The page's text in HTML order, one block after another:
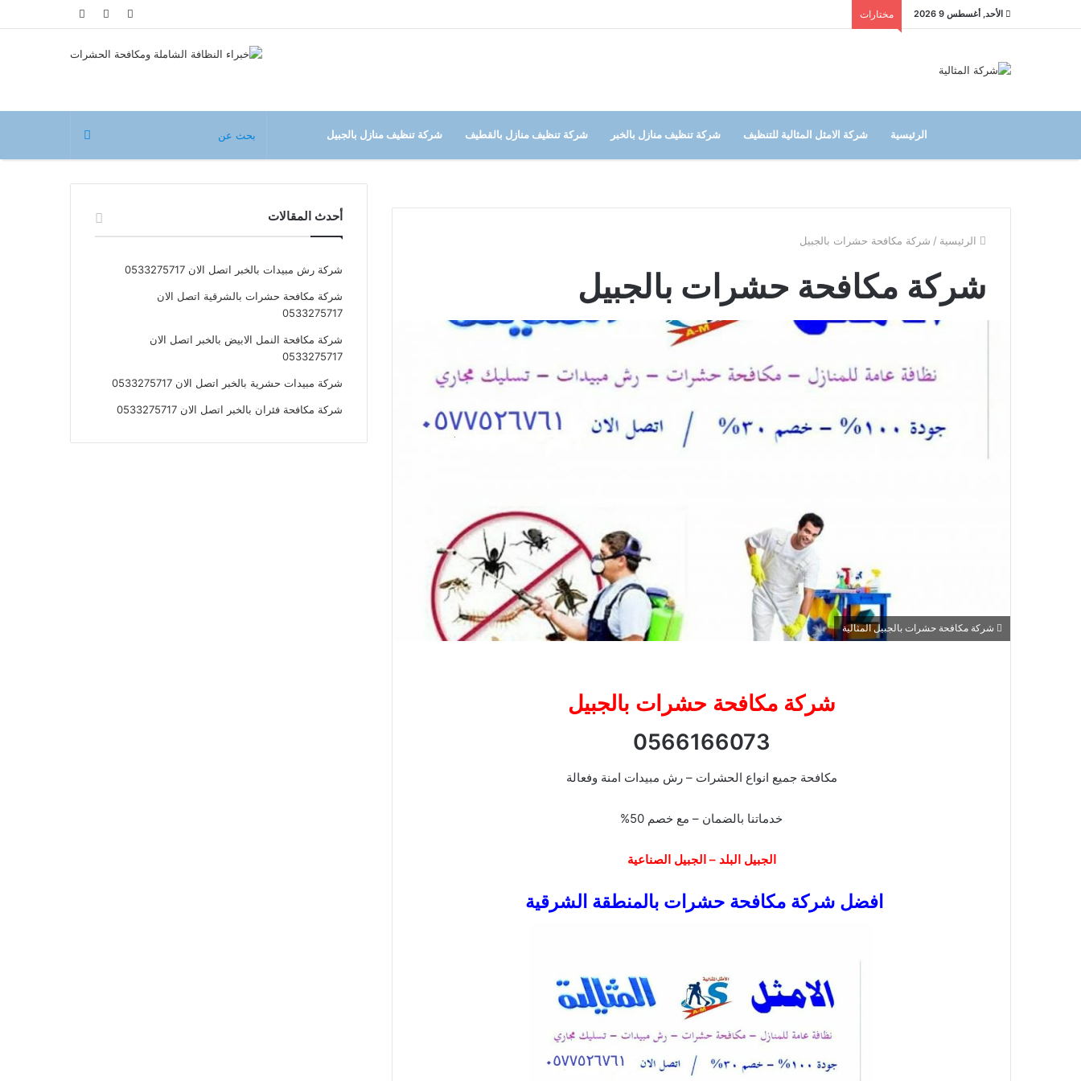
الأحد, أغسطس 9 2026 مختارات تسجيل مقال
الرئيسية شركة الامثل المثالية للتنظيف شركة تنظيف منازل بالخبر شركة تنظيف منازل بالقطيف شركة تنظيف منازل بالجبيل
الرئيسية / شركة مكافحة حشرات بالجبيل
شركة مكافحة حشرات بالجبيل
شركة مكافحة حشرات بالجبيل المثالية
شركة مكافحة حشرات بالجبيل
0566166073
مكافحة جميع انواع الحشرات – رش مبيدات امنة وفعالة
خدماتنا بالضمان – مع خصم 50%
الجبيل البلد – الجبيل الصناعية
افضل شركة مكافحة حشرات بالمنطقة الشرقية
أحدث المقالات
شركة رش مبيدات بالخبر اتصل الان 0533275717
شركة مكافحة حشرات بالشرقية اتصل الان
0533275717
شركة مكافحة النمل الابيض بالخبر اتصل الان
0533275717
شركة مبيدات حشرية بالخبر اتصل الان 0533275717
شركة مكافحة فئران بالخبر اتصل الان 0533275717